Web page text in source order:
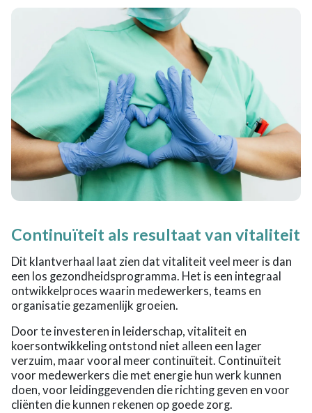
Continuïteit als resultaat van vitaliteit
Dit klantverhaal laat zien dat vitaliteit veel meer is dan
een los gezondheidsprogramma. Het is een integraal
ontwikkelproces waarin medewerkers, teams en
organisatie gezamenlijk groeien.
Door te investeren in leiderschap, vitaliteit en
koersontwikkeling ontstond niet alleen een lager
verzuim, maar vooral meer continuïteit. Continuïteit
voor medewerkers die met energie hun werk kunnen
doen, voor leidinggevenden die richting geven en voor
cliënten die kunnen rekenen op goede zorg.